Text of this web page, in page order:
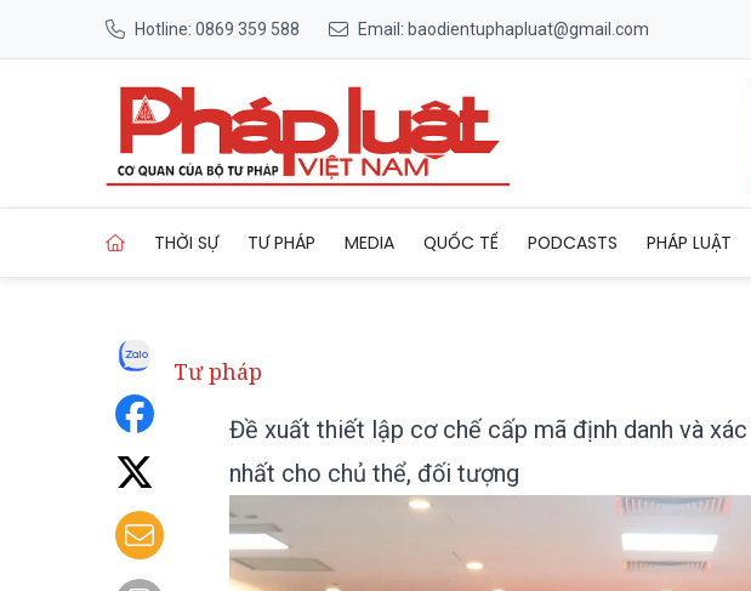
Hotline: 0869 359 588 Email: baodientuphapluat@gmail.com
THỜI SỰ TƯ PHÁP MEDIA QUỐC TẾ PODCASTS PHÁP LUẬT
Tư pháp
Đề xuất thiết lập cơ chế cấp mã định danh và
nhất cho chủ thể, đối tượng